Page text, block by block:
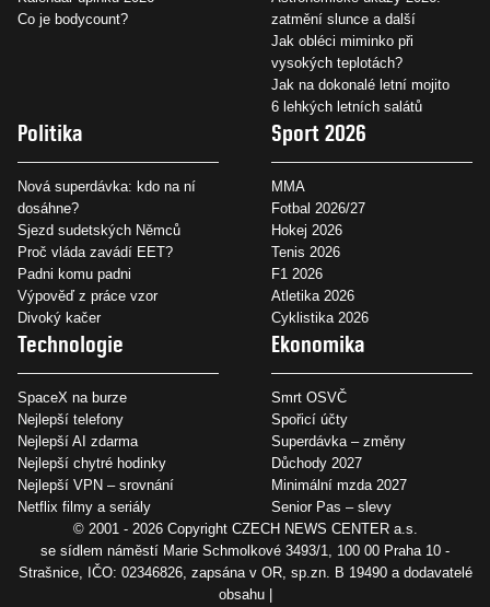
Co je bodycount?
zatmění slunce a další
Jak obléci miminko při
vysokých teplotách?
Jak na dokonalé letní mojito
6 lehkých letních salátů
Politika
Nová superdávka: kdo na ní
dosáhne?
Sjezd sudetských Němců
Proč vláda zavádí EET?
Padni komu padni
Výpověď z práce vzor
Divoký kačer
Sport 2026
MMA
Fotbal 2026/27
Hokej 2026
Tenis 2026
F1 2026
Atletika 2026
Cyklistika 2026
Technologie
SpaceX na burze
Nejlepší telefony
Nejlepší AI zdarma
Nejlepší chytré hodinky
Nejlepší VPN – srovnání
Netflix filmy a seriály
Ekonomika
Smrt OSVČ
Spořicí účty
Superdávka – změny
Důchody 2027
Minimální mzda 2027
Senior Pas – slevy
© 2001 - 2026 Copyright CZECH NEWS CENTER a.s.
se sídlem náměstí Marie Schmolkové 3493/1, 100 00 Praha 10 -
Strašnice, IČO: 02346826, zapsána v OR, sp.zn. B 19490 a dodavatelé
obsahu